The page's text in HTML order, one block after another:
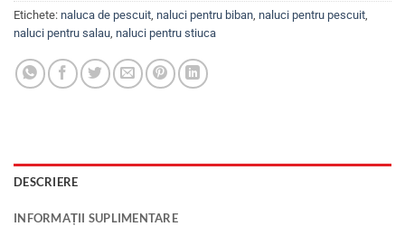
Etichete: naluca de pescuit, naluci pentru biban, naluci pentru pescuit,
naluci pentru salau, naluci pentru stiuca
DESCRIERE
INFORMAȚII SUPLIMENTARE